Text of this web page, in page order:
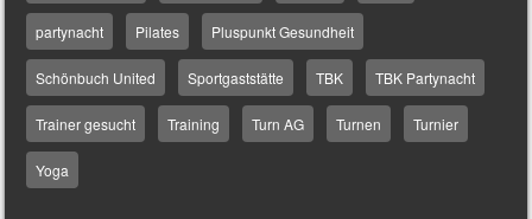
partynacht Pilates Pluspunkt Gesundheit
Schönbuch United Sportgaststätte TBK TBK Partynacht
Trainer gesucht Training Turn AG Turnen Turnier
Yoga